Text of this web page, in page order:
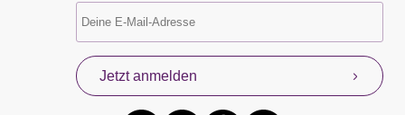
Jetzt anmelden